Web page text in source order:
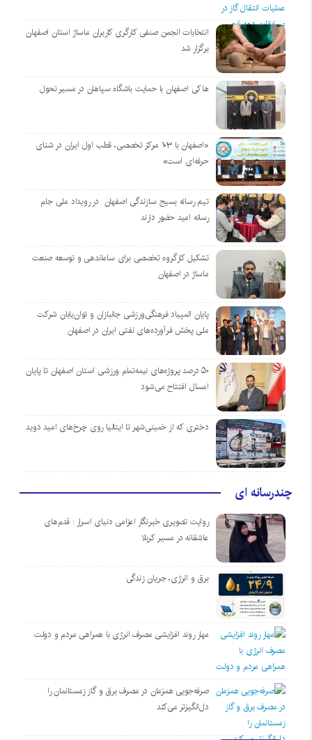
انتخابات انجمن صنفی کارگری کاربران ماساژ استان اصفهان
برگزار شد
هاکی اصفهان با حمایت باشگاه سپاهان در مسیر تحول
«اصفهان با ۱۰۳ مرکز تخصصی، قطب اول ایران در شنای
حرفه‌ای است»
تیم رسانه بسیج سازندگی اصفهان در رویداد ملی جام
رسانه امید حضور دارند
تشکیل کارگروه تخصصی برای ساماندهی و توسعه صنعت
ماساژ در اصفهان
پایان المپیاد فرهنگی‌ورزشی جانبازان و توان‌یابان شرکت
ملی پخش فرآورده‌های نفتی ایران در اصفهان
۵۰ درصد پروژه‌های نیمه‌تمام ورزشی استان اصفهان تا پایان
امسال افتتاح می‌شود
دختری که از خمینی‌شهر تا ایتالیا روی چرخ‌های امید دوید
چندرسانه ای
روایت تصویری خبرنگار اعزامی دنیای اسرار : قدم‌های
عاشقانه در مسیر کربلا
برق و انرژی، جریان زندگی
مهار روند افزایشی مصرف انرژی با همراهی مردم و دولت
صرفه‌جویی همزمان در مصرف برق و گاز زمستانمان را
دل‌انگیزتر می‌کند